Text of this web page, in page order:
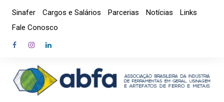
content
Sinafer Cargos e Salários Parcerias Notícias
Links
Fale Conosco